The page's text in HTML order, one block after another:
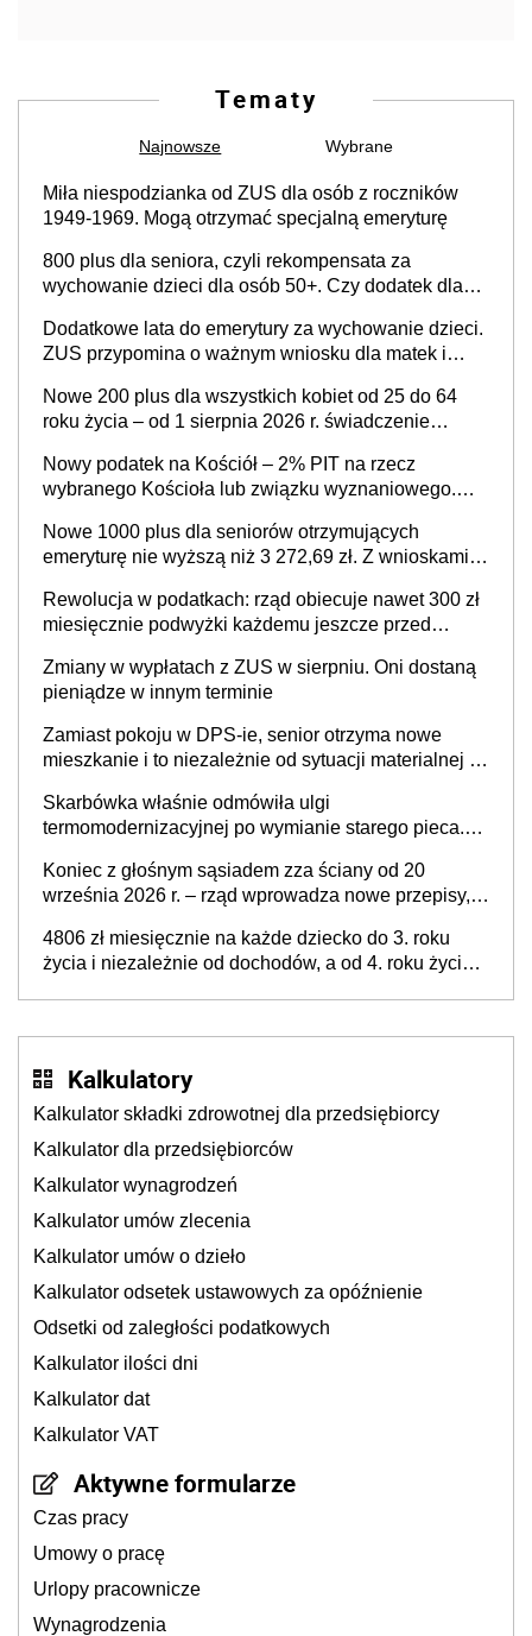
Tematy
Najnowsze Wybrane
Miła niespodzianka od ZUS dla osób z roczników
1949-1969. Mogą otrzymać specjalną emeryturę
800 plus dla seniora, czyli rekompensata za
wychowanie dzieci dla osób 50+. Czy dodatek dla
Dodatkowe lata do emerytury za wychowanie dzieci.
ZUS przypomina o ważnym wniosku dla matek i
Nowe 200 plus dla wszystkich kobiet od 25 do 64
roku życia – od 1 sierpnia 2026 r. świadczenie
Nowy podatek na Kościół – 2% PIT na rzecz
wybranego Kościoła lub związku wyznaniowego.
finansowania
Nowe 1000 plus dla seniorów otrzymujących
emeryturę nie wyższą niż 3 272,69 zł. Z wnioskami
nie otrzymają
Rewolucja w podatkach: rząd obiecuje nawet 300 zł
miesięcznie podwyżki każdemu jeszcze przed
Zmiany w wypłatach z ZUS w sierpniu. Oni dostaną
pieniądze w innym terminie
Zamiast pokoju w DPS-ie, senior otrzyma nowe
mieszkanie i to niezależnie od sytuacji materialnej –
roku życia
Skarbówka właśnie odmówiła ulgi
termomodernizacyjnej po wymianie starego pieca.
Koniec z głośnym sąsiadem zza ściany od 20
września 2026 r. – rząd wprowadza nowe przepisy,
4806 zł miesięcznie na każde dziecko do 3. roku
życia i niezależnie od dochodów, a od 4. roku życia
Kalkulatory
Kalkulator składki zdrowotnej dla przedsiębiorcy
Kalkulator dla przedsiębiorców
Kalkulator wynagrodzeń
Kalkulator umów zlecenia
Kalkulator umów o dzieło
Kalkulator odsetek ustawowych za opóźnienie
Odsetki od zaległości podatkowych
Kalkulator ilości dni
Kalkulator dat
Kalkulator VAT
Aktywne formularze
Czas pracy
Umowy o pracę
Urlopy pracownicze
Wynagrodzenia